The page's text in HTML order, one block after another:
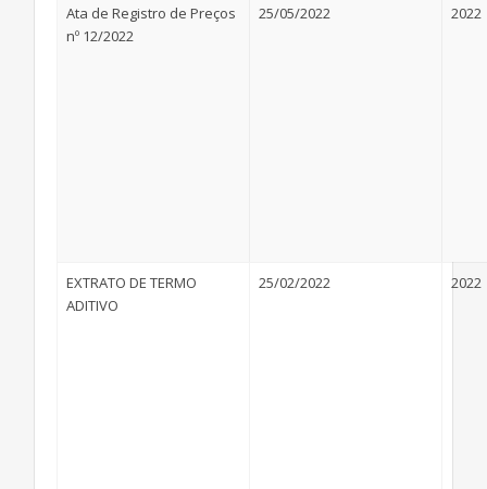
Ata de Registro de Preços
nº 12/2022
25/05/2022 2022
EXTRATO DE TERMO
ADITIVO
25/02/2022 2022